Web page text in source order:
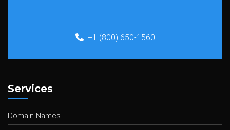
+1 (800) 650-1560
Services
Domain Names